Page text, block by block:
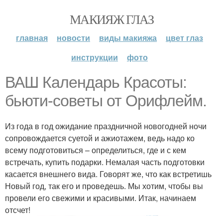
МАКИЯЖ ГЛАЗ
главная новости виды макияжа
цвет глаз
инструкции
фото
ВАШ Календарь Красоты:
бьюти-советы от Орифлейм.
Из года в год ожидание праздничной новогодней ночи
сопровождается суетой и ажиотажем, ведь надо ко
всему подготовиться – определиться, где и с кем
встречать, купить подарки. Немалая часть подготовки
касается внешнего вида. Говорят же, что как встретишь
Новый год, так его и проведешь. Мы хотим, чтобы вы
провели его свежими и красивыми. Итак, начинаем
отсчет!